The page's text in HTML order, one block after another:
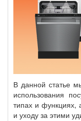
В данной статье
использования
типах и функциях,
и уходу за этими